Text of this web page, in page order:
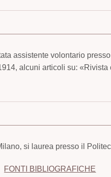
assistente volontario
alcuni articoli su:
si laurea presso il
FONTI BIBLIOGRAFICHE